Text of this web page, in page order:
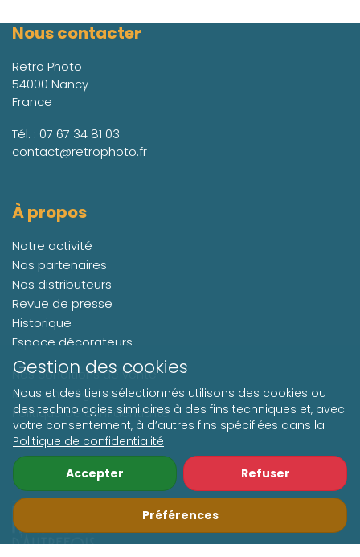
Gestion des cookies
Nous et des tiers sélectionnés utilisons des cookies ou
des technologies similaires à des fins techniques et, avec
votre consentement, à d’autres fins spécifiées dans la
Politique de confidentialité
Accepter
Refuser
Préférences
Nous contacter
Retro Photo
54000 Nancy
France
Tél. : 07 67 34 81 03
contact@retrophoto.fr
À propos
Notre activité
Nos partenaires
Nos distributeurs
Revue de presse
Historique
Espace décorateurs
Nos conditions de vente
Mentions Légales
Politique de confidentialité
Suivez-nous